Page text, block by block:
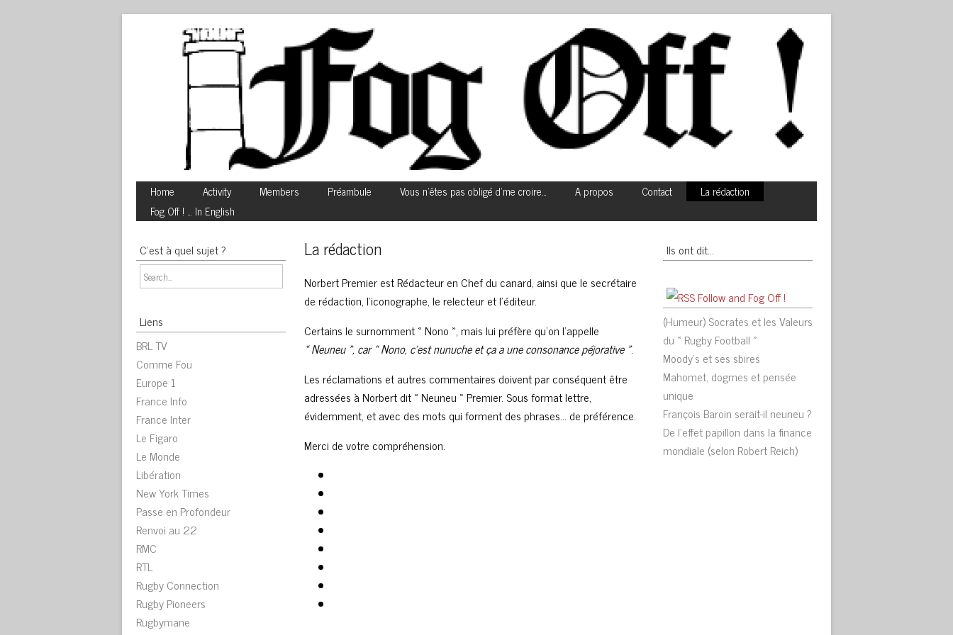
Home Activity Members Préambule Vous n’êtes pas obligé d’me croire… A propos Contact
La rédaction
Fog Off ! … In English
C’est à quel sujet ?
Liens
BRL TV
Comme Fou
Europe 1
France Info
France Inter
Le Figaro
Le Monde
Libération
New York Times
Passe en Profondeur
Renvoi au 22
RMC
RTL
Rugby Connection
Rugby Pioneers
Rugbymane
La rédaction
Norbert Premier est Rédacteur en Chef du canard, ainsi que le secrétaire
de rédaction, l’iconographe, le relecteur et l’éditeur.
Certains le surnomment « Nono », mais lui préfère qu’on l’appelle
« Neuneu », car « Nono, c’est nunuche et ça a une consonance péjorative ».
Les réclamations et autres commentaires doivent par conséquent être
adressées à Norbert dit « Neuneu » Premier. Sous format lettre,
évidemment, et avec des mots qui forment des phrases… de préférence.
Merci de votre compréhension.
Ils ont dit…
Follow and Fog Off !
(Humeur) Socrates et les Valeurs
du « Rugby Football »
Moody’s et ses sbires
Mahomet, dogmes et pensée
unique
François Baroin serait-il neuneu ?
De l’effet papillon dans la finance
mondiale (selon Robert Reich)